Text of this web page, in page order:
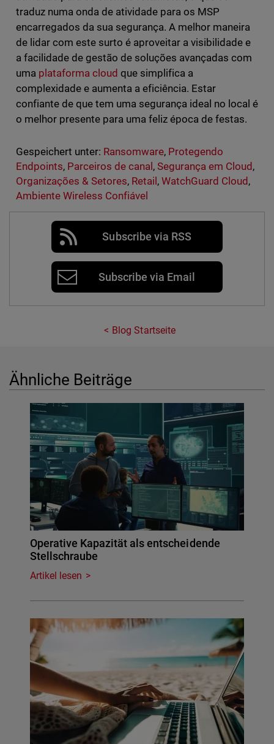
traduz numa onda de atividade para os MSP
encarregados da sua segurança. A melhor maneira
de lidar com este surto é aproveitar a visibilidade e
a facilidade de gestão de soluções avançadas com
uma plataforma cloud que simplifica a
complexidade e aumenta a eficiência. Estar
confiante de que tem uma segurança ideal no local é
o melhor presente para uma feliz época de festas.
Gespeichert unter: Ransomware, Protegendo
Endpoints, Parceiros de canal ,Segurança em Cloud ,
Organizações & Setores, Retail ,WatchGuard Cloud ,
Ambiente Wireless Confiável
Subscribe via RSS
Subscribe via Email
Blog Startseite
Ähnliche Beiträge
Operative Kapazität als entscheidende
Stellschraube
Artikel lesen